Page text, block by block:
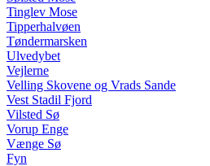
Tinglev Mose
Tipperhalvøen
Tøndermarsken
Ulvedybet
Vejlerne
Velling Skovene og Vrads Sande
Vest Stadil Fjord
Vilsted Sø
Vorup Enge
Vænge Sø
Fyn